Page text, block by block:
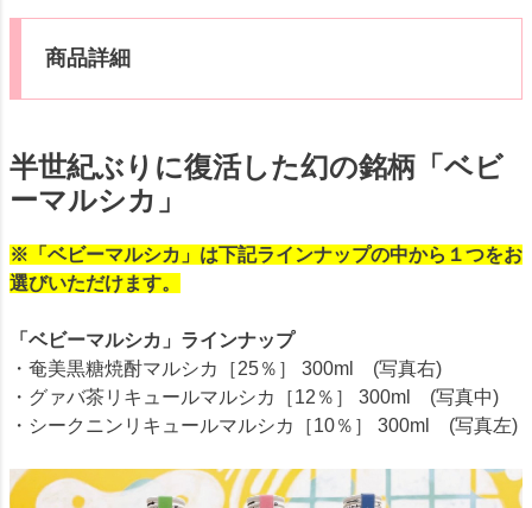
商品詳細
半世紀ぶりに復活した幻の銘柄「ベビ
ーマルシカ」
※「ベビーマルシカ」は下記ラインナップの中から１つをお
選びいただけます。
「ベビーマルシカ」ラインナップ
・奄美黒糖焼酎マルシカ［25％］ 300ml (写真右)
・グァバ茶リキュールマルシカ［12％］ 300ml (写真中)
・シークニンリキュールマルシカ［10％］ 300ml (写真左)